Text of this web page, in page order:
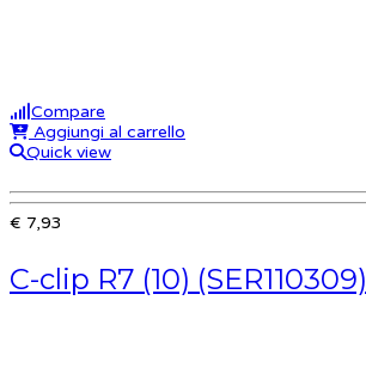
Compare
Aggiungi al carrello
Quick view
€ 7,93
C-clip R7 (10) (SER110309)